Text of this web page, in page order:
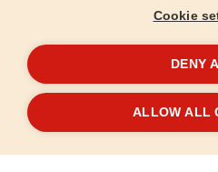
© 2026extol.hu-
Garancia regisztráció
Cookie
DENY
ALLOW ALL